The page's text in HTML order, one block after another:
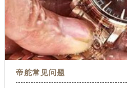
帝舵常见问题